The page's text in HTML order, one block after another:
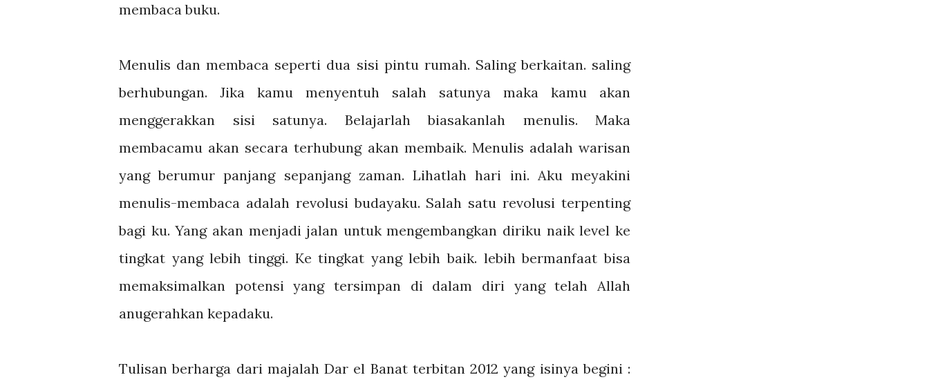
membaca buku.
Menulis dan membaca seperti dua sisi pintu rumah. Saling berkaitan. saling
berhubungan. Jika kamu menyentuh salah satunya maka kamu akan
menggerakkan sisi satunya. Belajarlah biasakanlah menulis. Maka
membacamu akan secara terhubung akan membaik. Menulis adalah warisan
yang berumur panjang sepanjang zaman. Lihatlah hari ini. Aku meyakini
menulis-membaca adalah revolusi budayaku. Salah satu revolusi terpenting
bagi ku. Yang akan menjadi jalan untuk mengembangkan diriku naik level ke
tingkat yang lebih tinggi. Ke tingkat yang lebih baik. lebih bermanfaat bisa
memaksimalkan potensi yang tersimpan di dalam diri yang telah Allah
anugerahkan kepadaku.
Tulisan berharga dari majalah Dar el Banat terbitan 2012 yang isinya begini :